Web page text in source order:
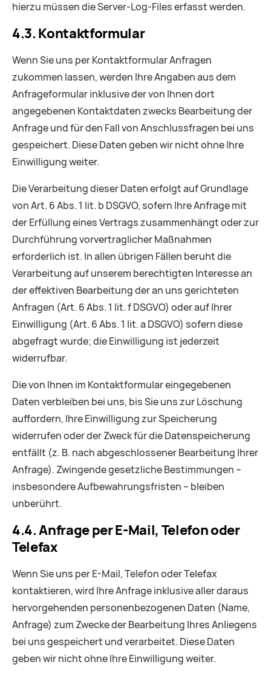
hierzu müssen die Server-Log-Files erfasst werden.
4.3. Kontaktformular
Wenn Sie uns per Kontaktformular Anfragen
zukommen lassen, werden Ihre Angaben aus dem
Anfrageformular inklusive der von Ihnen dort
angegebenen Kontaktdaten zwecks Bearbeitung der
Anfrage und für den Fall von Anschlussfragen bei uns
gespeichert. Diese Daten geben wir nicht ohne Ihre
Einwilligung weiter.
Die Verarbeitung dieser Daten erfolgt auf Grundlage
von Art. 6 Abs. 1 lit. b DSGVO, sofern Ihre Anfrage mit
der Erfüllung eines Vertrags zusammenhängt oder zur
Durchführung vorvertraglicher Maßnahmen
erforderlich ist. In allen übrigen Fällen beruht die
Verarbeitung auf unserem berechtigten Interesse an
der effektiven Bearbeitung der an uns gerichteten
Anfragen (Art. 6 Abs. 1 lit. f DSGVO) oder auf Ihrer
Einwilligung (Art. 6 Abs. 1 lit. a DSGVO) sofern diese
abgefragt wurde; die Einwilligung ist jederzeit
widerrufbar.
Die von Ihnen im Kontaktformular eingegebenen
Daten verbleiben bei uns, bis Sie uns zur Löschung
auffordern, Ihre Einwilligung zur Speicherung
widerrufen oder der Zweck für die Datenspeicherung
entfällt (z. B. nach abgeschlossener Bearbeitung Ihrer
Anfrage). Zwingende gesetzliche Bestimmungen –
insbesondere Aufbewahrungsfristen – bleiben
unberührt.
4.4. Anfrage per E-Mail, Telefon oder
Telefax
Wenn Sie uns per E-Mail, Telefon oder Telefax
kontaktieren, wird Ihre Anfrage inklusive aller daraus
hervorgehenden personenbezogenen Daten (Name,
Anfrage) zum Zwecke der Bearbeitung Ihres Anliegens
bei uns gespeichert und verarbeitet. Diese Daten
geben wir nicht ohne Ihre Einwilligung weiter.